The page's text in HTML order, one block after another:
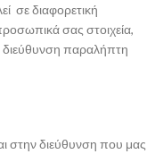
σε διαφορετική
σας στοιχεία,
διεύθυνση παραλήπτη
στην διεύθυνση που μας